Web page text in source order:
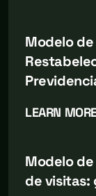
Modelo
LEARN
Modelo
de visitas: